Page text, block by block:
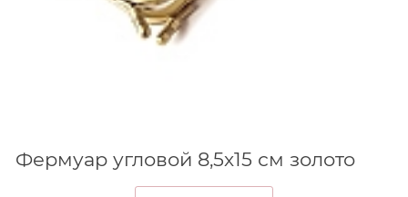
Фермуар угловой 8,5х15 см золото